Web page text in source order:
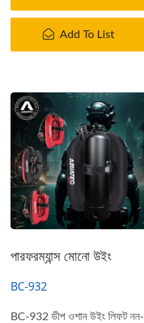
Add To List
পারফরম্যান্স মোনো উইং
BC-932
BC-932 ডীপ ওশান উইং লিফট নন-